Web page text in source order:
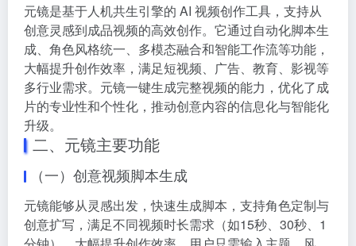
元镜是基于人机共生引擎的 AI 视频创作工具，支持从
创意灵感到成品视频的高效创作。它通过自动化脚本生
成、角色风格统一、多模态融合和智能工作流等功能，
大幅提升创作效率，满足短视频、广告、教育、影视等
多行业需求。元镜一键生成完整视频的能力，优化了成
片的专业性和个性化，推动创意内容的信息化与智能化
升级。
二、元镜主要功能
（一）创意视频脚本生成
元镜能够从灵感出发，快速生成脚本，支持角色定制与
创意扩写，满足不同视频时长需求（如15秒、30秒、1